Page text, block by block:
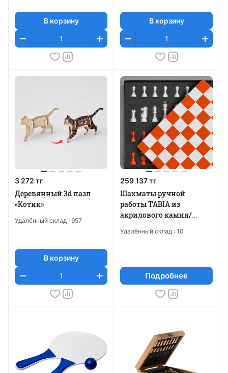
В корзину В корзину
3 272 тг
Деревянный 3d пазл
«Котик»
Удалённый склад : 957
В корзину
259 137 тг
Шахматы ручной
работы TABIA из
акрилового камня/
Удалённый склад : 10
Подробнее